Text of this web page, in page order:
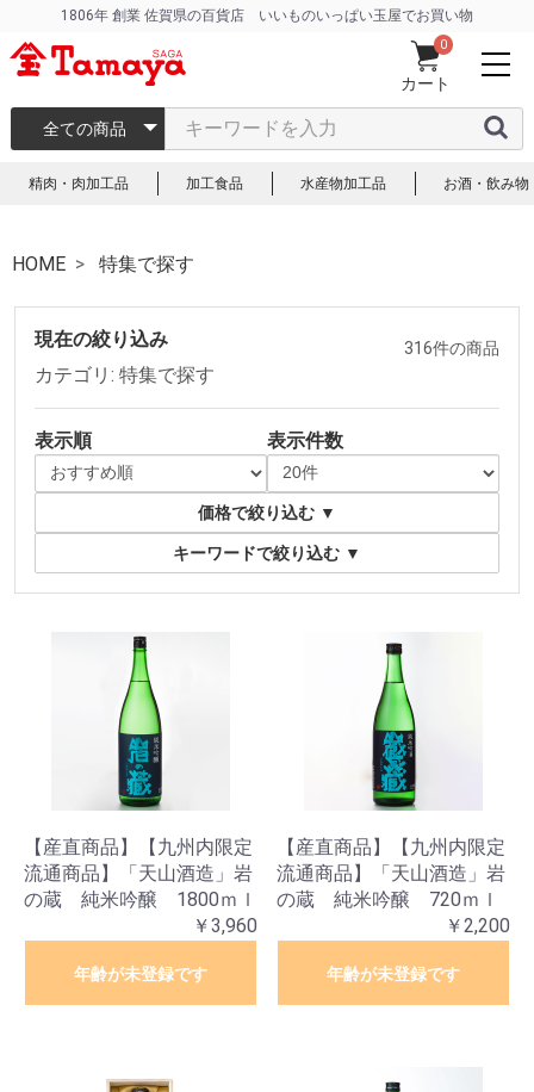
1806年 創業 佐賀県の百貨店 いいものいっぱい玉屋でお買い物
カート
0
全ての商品
精肉・肉加工品 加工食品 水産物加工品 お酒・飲み物
HOME 特集で探す
現在の絞り込み
カテゴリ: 特集で探す
316件の商品
価格で絞り込む ▼
キーワードで絞り込む ▼
表示順 表示件数
【産直商品】【九州内限定
流通商品】「天山酒造」岩
の蔵 純米吟醸 1800ｍｌ
￥3,960
年齢が未登録です
【産直商品】【九州内限定
流通商品】「天山酒造」岩
の蔵 純米吟醸 720ｍｌ
￥2,200
年齢が未登録です